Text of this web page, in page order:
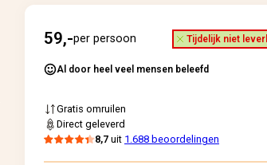
59,-per persoon Tijdelijk niet
Al door heel veel mensen beleefd
Gratis omruilen
Direct geleverd
8,7 uit 1.688 beoordelingen